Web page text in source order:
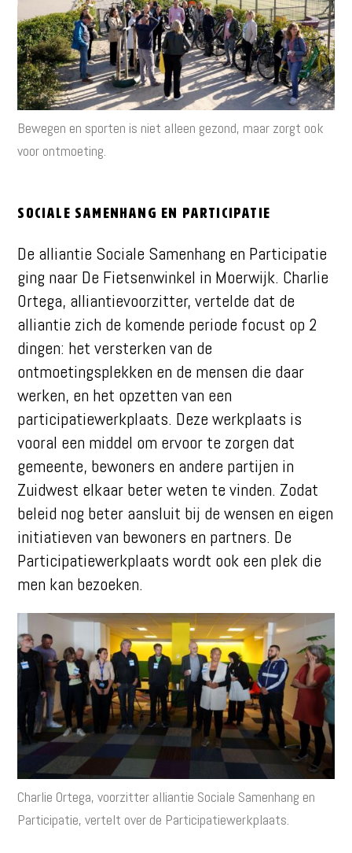
Bewegen en sporten is niet alleen gezond, maar zorgt ook
voor ontmoeting.
Sociale Samenhang en Participatie
De alliantie Sociale Samenhang en Participatie
ging naar De Fietsenwinkel in Moerwijk. Charlie
Ortega, alliantievoorzitter, vertelde dat de
alliantie zich de komende periode focust op 2
dingen: het versterken van de
ontmoetingsplekken en de mensen die daar
werken, en het opzetten van een
participatiewerkplaats. Deze werkplaats is
vooral een middel om ervoor te zorgen dat
gemeente, bewoners en andere partijen in
Zuidwest elkaar beter weten te vinden. Zodat
beleid nog beter aansluit bij de wensen en eigen
initiatieven van bewoners en partners. De
Participatiewerkplaats wordt ook een plek die
men kan bezoeken.
Charlie Ortega, voorzitter alliantie Sociale Samenhang en
Participatie, vertelt over de Participatiewerkplaats.